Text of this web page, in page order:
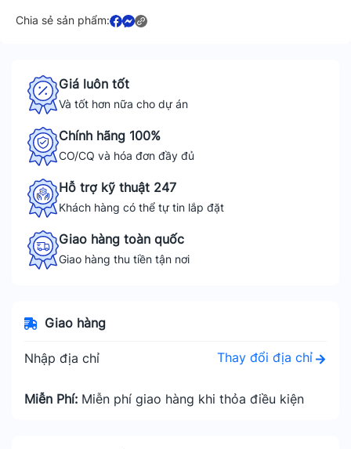
Chia sẻ sản phẩm:
Giá luôn tốt
Và tốt hơn nữa cho dự án
Chính hãng 100%
CO/CQ và hóa đơn đầy đủ
Hỗ trợ kỹ thuật 247
Khách hàng có thể tự tin lắp đặt
Giao hàng toàn quốc
Giao hàng thu tiền tận nơi
Giao hàng
Nhập địa chỉ Thay đổi địa chỉ
Miễn Phí: Miễn phí giao hàng khi thỏa điều kiện